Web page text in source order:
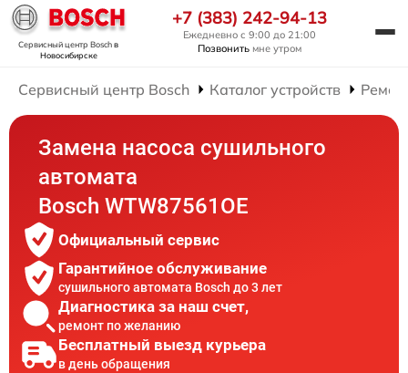
Сервисный центр Boschв
Новосибирске
+7 (383) 242-94-13
Ежедневно с 9:00 до 21:00
Позвонить мне утром
Сервисный центр Bosch Каталог устройств
Замена насоса сушильного
автомата
Bosch WTW87561OE
Официальный сервис
Гарантийное обслуживание
сушильного автомата Bosch до 3 лет
Диагностика за наш счет,
ремонт по желанию
Бесплатный выезд курьера
в день обращения